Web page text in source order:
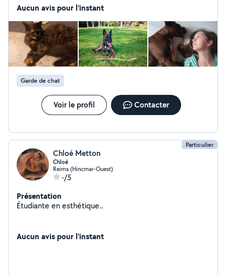
d'animaux, en ayant eu des animaux depuis mon
suivi une formation au babysitting et je suis entourée
d'enfant. De plus, je souhaite être professeure de
mathématiques. Je peux également aider au ménage
ou rangement.
Aucun avis pour l'instant
Garde de chat
Voir le profil Contacter
Particulier
Chloé Metton
Chloé
Reims (Hincmar-Ouest)
-/5
Présentation
Étudiante en esthétique..
Aucun avis pour l'instant